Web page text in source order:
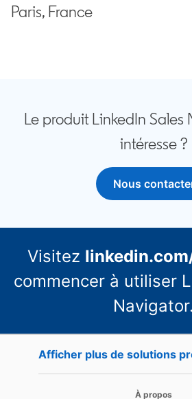
Paris, France
Le produit LinkedIn Sales
intéresse ?
Nous
Visitez
commencer à utiliser
Navigator.
Afficher plus de solutions
À propos